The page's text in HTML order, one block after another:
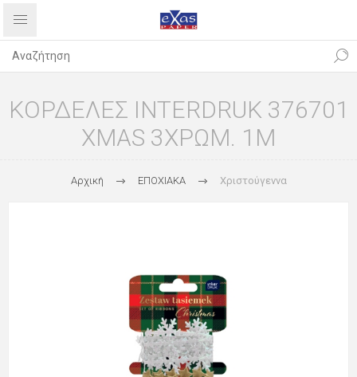
ΚΟΡΔΕΛΕΣ INTERDRUK 376701
XMAS 3ΧΡΩΜ. 1M
Αρχική ΕΠΟΧΙΑΚΑ Χριστούγεννα